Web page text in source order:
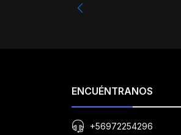
ENCUÉNTRANOS
+56972254296